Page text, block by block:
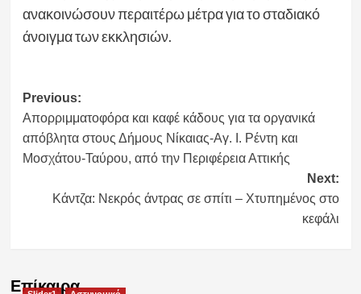
ανακοινώσουν περαιτέρω μέτρα για το σταδιακό
άνοιγμα των εκκλησιών.
Post
navigation
Previous:
Απορριμματοφόρα και καφέ κάδους για τα οργανικά
απόβλητα στους Δήμους Νίκαιας-Αγ. Ι. Ρέντη και
Μοσχάτου-Ταύρου, από την Περιφέρεια Αττικής
Next:
Κάντζα: Νεκρός άντρας σε σπίτι – Χτυπημένος στο
κεφάλι
Επίκαιρα